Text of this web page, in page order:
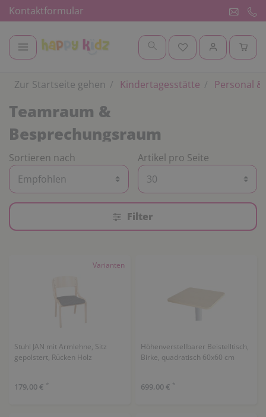
Kontaktformular
Zur Startseite gehen Kindertagesstätte Personal
Teamraum &
Besprechungsraum
Sortieren nach Artikel pro Seite
Filter
Varianten
Stuhl JAN mit Armlehne, Sitz
gepolstert, Rücken Holz
179,00 € *
Höhenverstellbarer Beistelltisch,
Birke, quadratisch 60x60 cm
699,00 € *